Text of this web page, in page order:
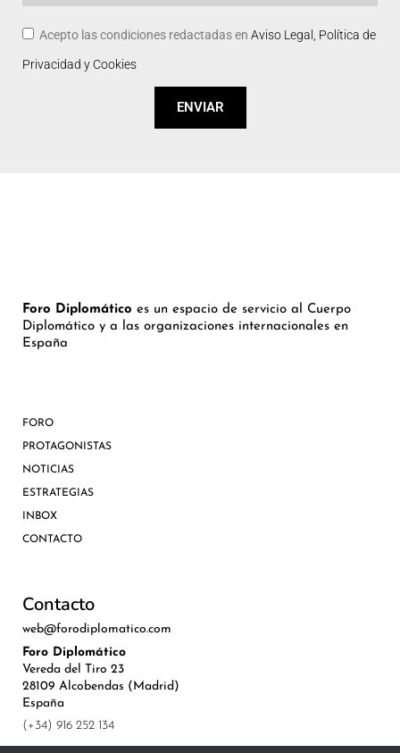
Acepto las condiciones redactadas en Aviso Legal, Política de
Privacidad y Cookies
ENVIAR
Foro Diplomático es un espacio de servicio al Cuerpo
Diplomático y a las organizaciones internacionales en
España
FORO
PROTAGONISTAS
NOTICIAS
ESTRATEGIAS
INBOX
CONTACTO
Contacto
web@forodiplomatico.com
Foro Diplomático
Vereda del Tiro 23
28109 Alcobendas (Madrid)
España
(+34) 916 252 134